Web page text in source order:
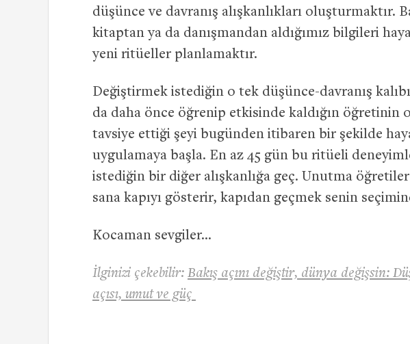
düşünce ve davranış alışkanlıkları oluşturmaktır.
kitaptan ya da danışmandan aldığımız bilgileri
yeni ritüeller planlamaktır.
Değiştirmek istediğin o tek düşünce-davranış
da daha önce öğrenip etkisinde kaldığın öğretinin
tavsiye ettiği şeyi bugünden itibaren bir şekilde
uygulamaya başla. En az 45 gün bu ritüeli
istediğin bir diğer alışkanlığa geç. Unutma
sana kapıyı gösterir, kapıdan geçmek senin
Kocaman sevgiler…
İlginizi çekebilir: Bakış açını değiştir, dünya değişsin:
açısı, umut ve güç